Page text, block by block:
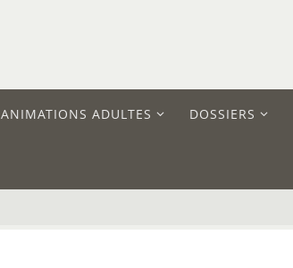
ANIMATIONS ADULTES DOSSIERS